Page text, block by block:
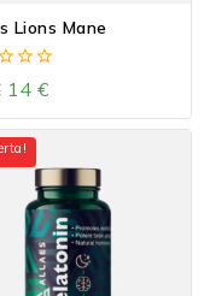
Lions Mane
14 €